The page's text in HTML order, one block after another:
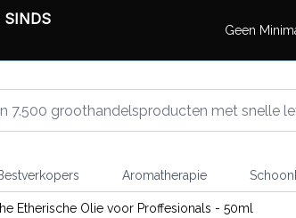
SINDS
Geen
Aromatherapie
Etherische Olie voor Proffesionals - 50ml